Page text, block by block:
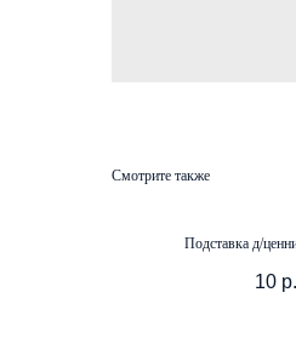
Смотрите также
Подставка д/
10 р.